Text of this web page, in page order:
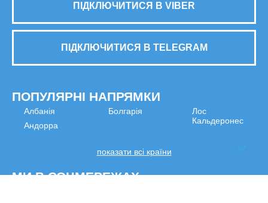
ПІДКЛЮЧИТИСЯ В VIBER
ПІДКЛЮЧИТИСЯ В TELEGRAM
ПОПУЛЯРНІ НАПРЯМКИ
Албанія
Андорра
Болгарія
Лос
Кальдеронес
показати всі країни
МИ В СОЦМЕРЕЖАХ